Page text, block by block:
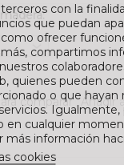
comparar Añadir
con la
que puedan
ofrecer
compartimos
quienes pueden
o que hayan
cualquier
más información
cookies